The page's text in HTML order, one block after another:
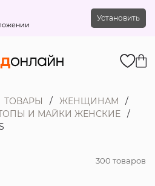
Установить
ТОВАРЫ
ЖЕНЩИНАМ
И МАЙКИ ЖЕНСКИЕ
300 товаров